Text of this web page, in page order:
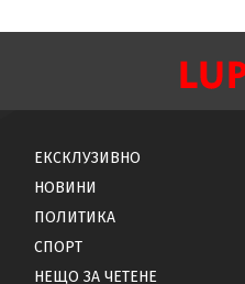
ЕКСКЛУЗИВНО
НОВИНИ
ПОЛИТИКА
СПОРТ
НЕЩО ЗА ЧЕТЕНЕ